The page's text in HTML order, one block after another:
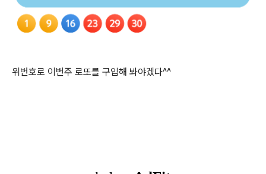
위번호로 이번주 로또를 구입해 봐야겠다^^